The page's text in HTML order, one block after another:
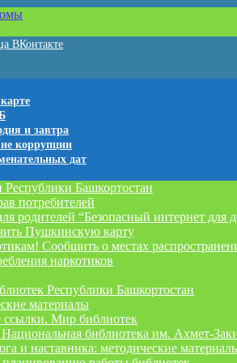
и завтра
коррупции
дат
Республики Башкортостан
потребителей
родителей “Безопасный интернет для
Пушкинскую карту
Сообщить о местах
наркотиков
Республики Башкортостан
материалы
ссылки. Мир библиотек
библиотека им. Ахмет-
и наставника: методические